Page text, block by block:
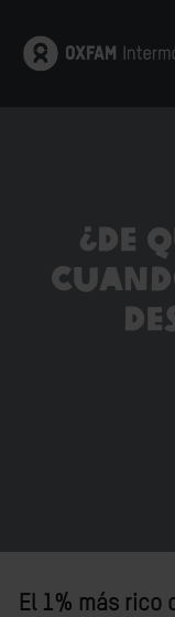
¿DE
El 1% más rico